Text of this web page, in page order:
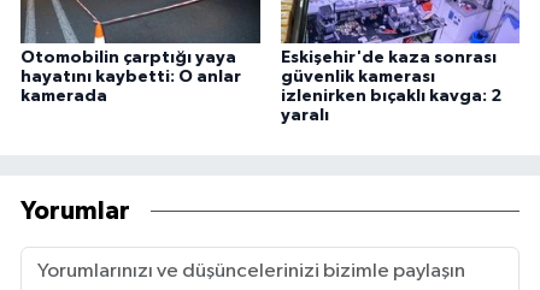
Otomobilin çarptığı yaya
hayatını kaybetti: O anlar
kamerada
Eskişehir'de kaza sonrası
güvenlik kamerası
izlenirken bıçaklı kavga: 2
yaralı
Yorumlar